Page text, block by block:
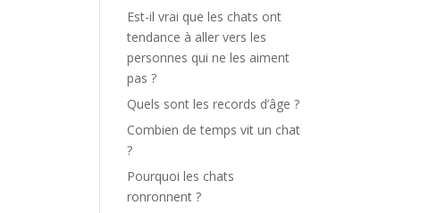
Est-il vrai que les chats ont
tendance à aller vers les
personnes qui ne les aiment
pas ?
Quels sont les records d’âge ?
Combien de temps vit un chat
?
Pourquoi les chats
ronronnent ?